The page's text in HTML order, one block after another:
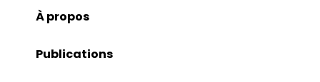
À propos
Publications